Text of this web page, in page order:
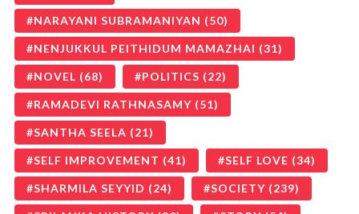
NARAYANI SUBRAMANIYAN (50)
NENJUKKUL PEITHIDUM MAMAZHAI (31)
NOVEL (68) POLITICS (22)
RAMADEVI RATHNASAMY (51)
SANTHA SEELA (21)
SELF IMPROVEMENT (41) SELF LOVE (34)
SHARMILA SEYYID (24) SOCIETY (239)